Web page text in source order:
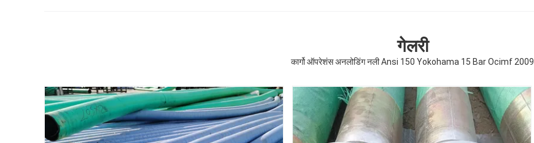
गेलरी
कार्गो ऑपरेशंस अनलोडिंग नली Ansi 150 Yokohama 15 Bar Ocimf 2009